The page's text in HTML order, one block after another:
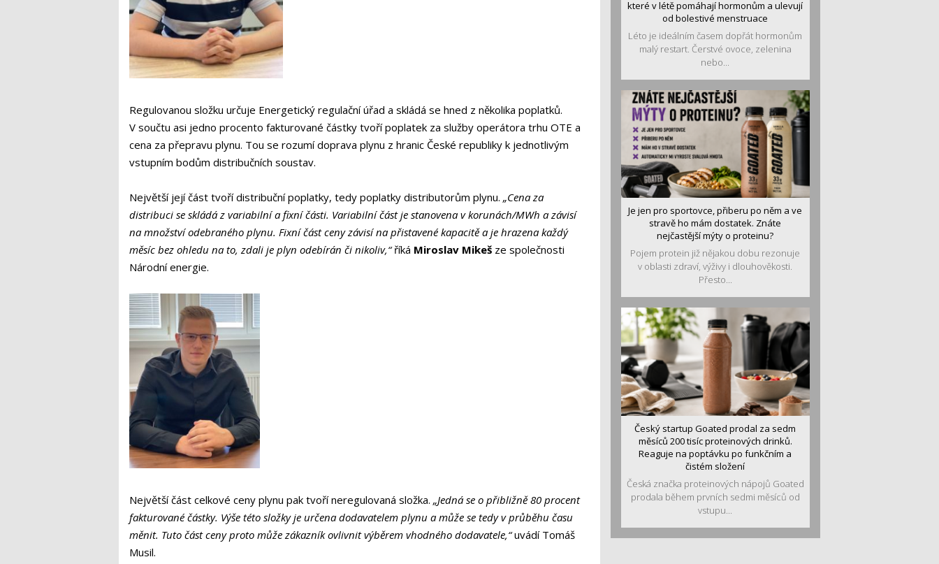
Regulovanou složku určuje Energetický regulační úřad a skládá se hned z několika poplatků.
V součtu asi jedno procento fakturované částky tvoří poplatek za služby operátora trhu OTE a
cena za přepravu plynu. Tou se rozumí doprava plynu z hranic České republiky k jednotlivým
vstupním bodům distribučních soustav.
Největší její část tvoří distribuční poplatky, tedy poplatky distributorům plynu. „Cena za
distribuci se skládá z variabilní a fixní části. Variabilní část je stanovena v korunách/MWh a závisí
na množství odebraného plynu. Fixní část ceny závisí na přistavené kapacitě a je hrazena každý
měsíc bez ohledu na to, zdali je plyn odebírán či nikoliv,“říká Miroslav Mikešze společnosti
Národní energie.
Největší část celkové ceny plynu pak tvoří neregulovaná složka. „Jedná se o přibližně 80 procent
fakturované částky. Výše této složky je určena dodavatelem plynu a může se tedy v průběhu času
měnit. Tuto část ceny proto může zákazník ovlivnit výběrem vhodného dodavatele,“uvádí Tomáš
Musil.
které v létě pomáhají hormonům a ulevují
od bolestivé menstruace
Léto je ideálním časem dopřát hormonům
malý restart. Čerstvé ovoce, zelenina
nebo...
Je jen pro sportovce, přiberu po něm a ve
stravě ho mám dostatek. Znáte
nejčastější mýty o proteinu?
Pojem protein již nějakou dobu rezonuje
v oblasti zdraví, výživy i dlouhověkosti.
Přesto...
Český startup Goated prodal za sedm
měsíců 200 tisíc proteinových drinků.
Reaguje na poptávku po funkčním a
čistém složení
Česká značka proteinových nápojů Goated
prodala během prvních sedmi měsíců od
vstupu...